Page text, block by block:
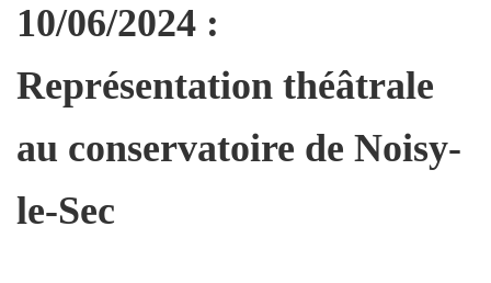
10/06/2024 :
Représentation théâtrale
au conservatoire de Noisy-
le-Sec